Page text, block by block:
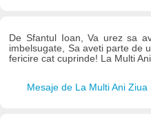
De Sfantul Ioan, Va urez sa
imbelsugate, Sa aveti parte de
fericire cat cuprinde! La Multi
Mesaje de La Multi Ani Ziua